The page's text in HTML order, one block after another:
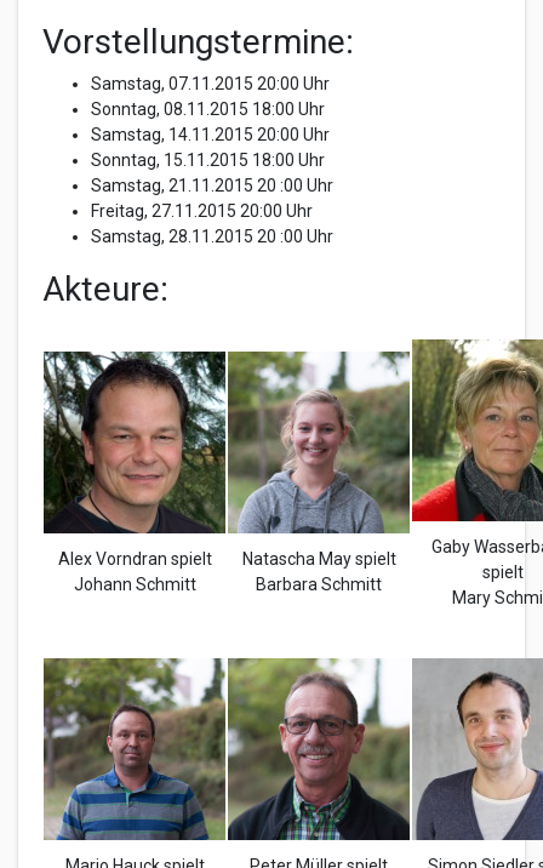
Vorstellungstermine:
Samstag, 07.11.2015 20:00 Uhr
Sonntag, 08.11.2015 18:00 Uhr
Samstag, 14.11.2015 20:00 Uhr
Sonntag, 15.11.2015 18:00 Uhr
Samstag, 21.11.2015 20 :00 Uhr
Freitag, 27.11.2015 20:00 Uhr
Samstag, 28.11.2015 20 :00 Uhr
Akteure:
Alex Vorndran spielt
Johann Schmitt
Natascha May spielt
Barbara Schmitt
Gaby
spielt
Mary